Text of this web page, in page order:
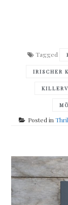
Tagged
IRISCHER
Posted in